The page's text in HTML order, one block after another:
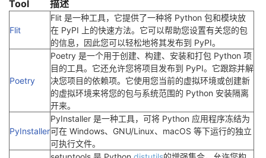
Tool 描述
Flit
Flit 是一种工具，它提供了一种将 Python 包和模块放
在 PyPI 上的快速方法。它可以帮助您设置有关您的包
的信息，因此您可以轻松地将其发布到 PyPI。
Poetry
Poetry 是一个用于创建、构建、安装和打包 Python 项
目的工具。它还允许您将项目发布到 PyPI。它跟踪并解
决您项目的依赖项。它使用您当前的虚拟环境或创建新
的虚拟环境来将您的包与系统范围的 Python 安装隔离
开来。
PyInstaller
PyInstaller 是一种工具，可将 Python 应用程序冻结为
可在 Windows、GNU/Linux、macOS 等下运行的独立
可执行文件。